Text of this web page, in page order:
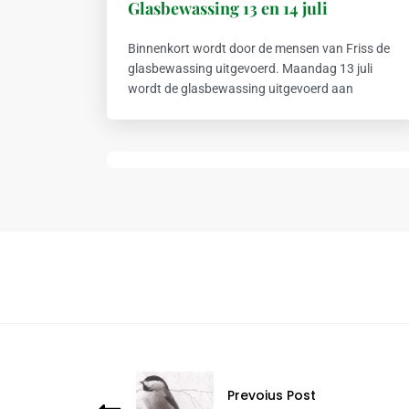
Glasbewassing 13 en 14 juli
Binnenkort wordt door de mensen van Friss de
glasbewassing uitgevoerd. Maandag 13 juli
wordt de glasbewassing uitgevoerd aan
Prevoius Post